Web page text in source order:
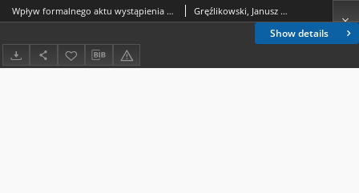
Show details
Wpływ formalnego aktu wystąpienia z Kościoła katolickiego na zawarcie małżeństwa kościelnego Gręźlikowski, Janusz (1954- )